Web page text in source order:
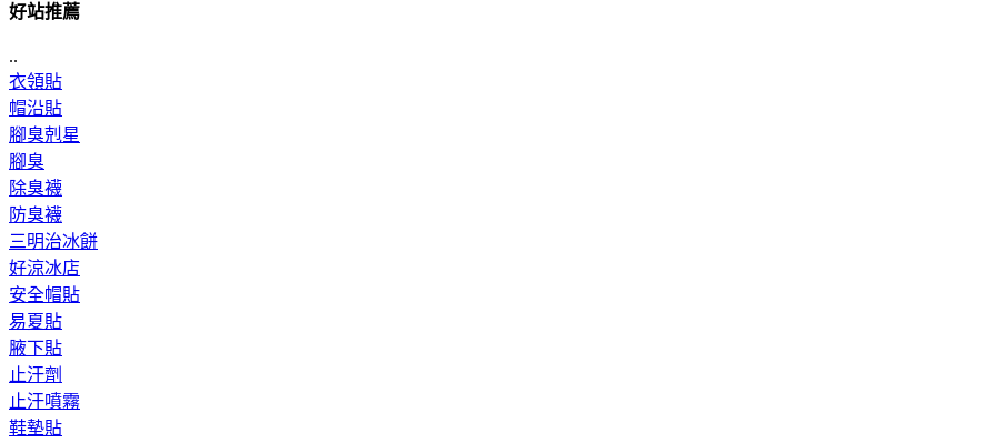
好站推薦
..
衣領貼
帽沿貼
腳臭剋星
腳臭
除臭襪
防臭襪
三明治冰餅
好涼冰店
安全帽貼
易夏貼
腋下貼
止汗劑
止汗噴霧
鞋墊貼